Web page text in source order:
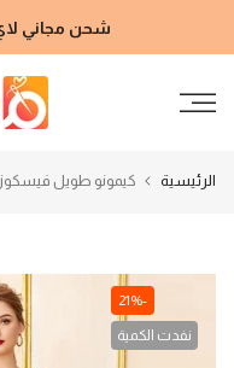
إلى
شحن مجاني لاي
الرئيسية كيمونو طويل فيسكوز
-21%
نفدت الكمية